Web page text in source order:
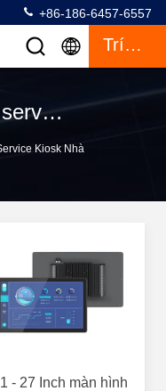
+86-186-6457-6557
Trích Dẫn
Từ khóa [ customer service kiosk ] Cuộc thi đấu 941 các sản phẩm
Kiosk Nhà
- 27 Inch màn hình